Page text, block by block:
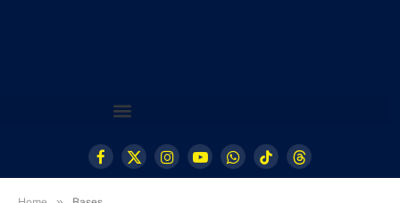
Facebook
X
(Twitter)
Instagram
YouTubeWhatsApp
TikTokThreads